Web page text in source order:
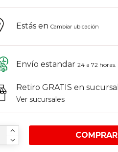
COMPRAR
Estás enCambiar ubicación
Envío estandar 24 a 72 horas.
Retiro GRATIS en sucursal
Ver sucursales